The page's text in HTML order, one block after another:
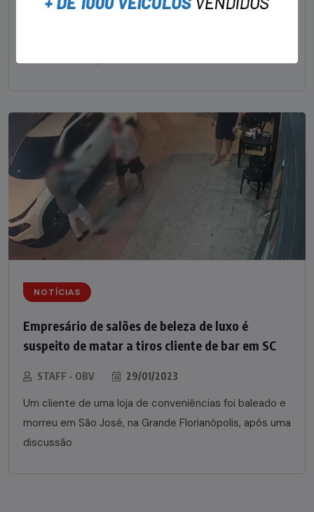
NOTÍCIAS
Empresário de salões de beleza de luxo é
suspeito de matar a tiros cliente de bar em SC
STAFF - OBV 29/01/2023
Um cliente de uma loja de conveniências foi baleado e
morreu em São José, na Grande Florianópolis, após uma
discussão